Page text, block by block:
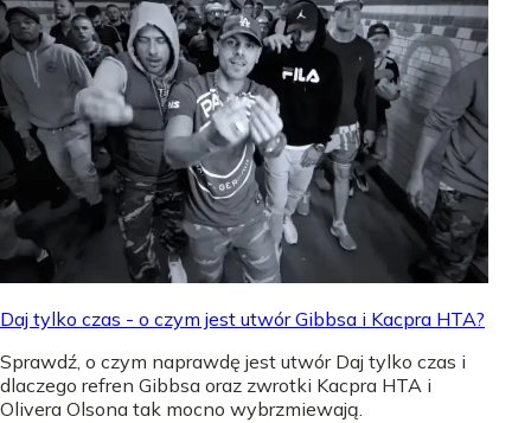
Daj tylko czas - o czym jest utwór Gibbsa i Kacpra HTA?
Sprawdź, o czym naprawdę jest utwór Daj tylko czas i
dlaczego refren Gibbsa oraz zwrotki Kacpra HTA i
Olivera Olsona tak mocno wybrzmiewają.